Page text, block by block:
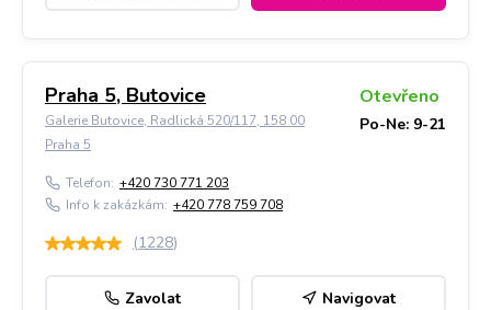
Praha 5, Butovice
Galerie Butovice, Radlická 520/117, 158 00
Praha 5
Otevřeno
Po-Ne: 9-21
Telefon: +420 730 771 203
Info k zakázkám: +420 778 759 708
(1228)
Zavolat Navigovat